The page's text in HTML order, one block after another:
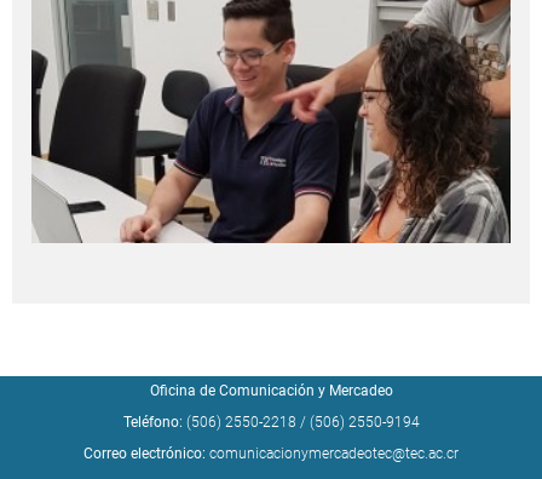
Oficina de Comunicación y Mercadeo
Teléfono: (506) 2550-2218 / (506) 2550-9194
Correo electrónico: comunicacionymercadeotec@tec.ac.cr